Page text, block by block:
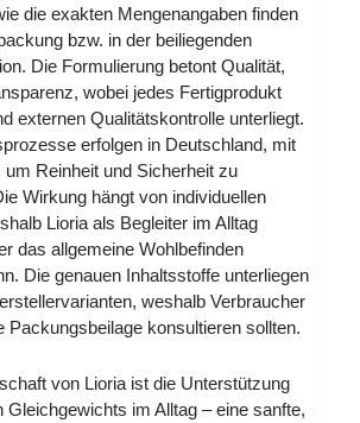
die exakten Mengenangaben finden
bzw. in der beiliegenden
Die Formulierung betont Qualität,
wobei jedes Fertigprodukt
externen Qualitätskontrolle unterliegt.
erfolgen in Deutschland, mit
um Reinheit und Sicherheit zu
Wirkung hängt von individuellen
Lioria als Begleiter im Alltag
das allgemeine Wohlbefinden
Die genauen Inhaltsstoffe unterliegen
weshalb Verbraucher
Packungsbeilage konsultieren sollten.
von Lioria ist die Unterstützung
Gleichgewichts im Alltag – eine sanfte,